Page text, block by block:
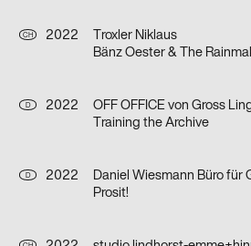
CH
2022
Troxler Niklaus
Bänz Oester & The
D
2022
Training the Archive
D
2022
Prosit!